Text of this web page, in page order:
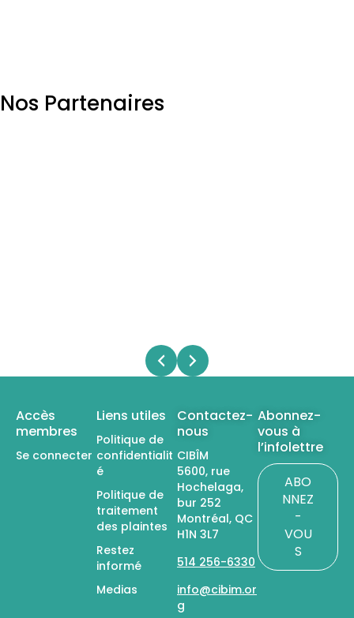
Nos Partenaires
Accès
membres
Se connecter
Liens utiles
Politique de
confidentialit
é
Politique de
traitement
des plaintes
Restez
informé
Medias
Contactez-
nous
CIBÎM
5600, rue
Hochelaga,
bur 252
Montréal, QC
H1N 3L7
514 256-6330
info@cibim.or
g
Abonnez-
vous à
l’infolettre
ABO
NNEZ
-
VOU
S